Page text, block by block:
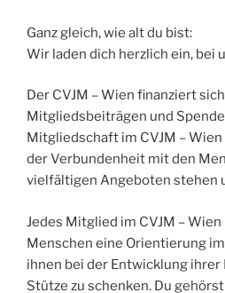
Ganz gleich, wie alt du bist:
Wir laden dich herzlich ein, bei
Der CVJM – Wien finanziert
Mitgliedsbeiträgen und
Mitgliedschaft im CVJM –
der Verbundenheit mit den
vielfältigen Angeboten stehen
Jedes Mitglied im CVJM –
Menschen eine Orientierung
ihnen bei der Entwicklung
Stütze zu schenken. Du